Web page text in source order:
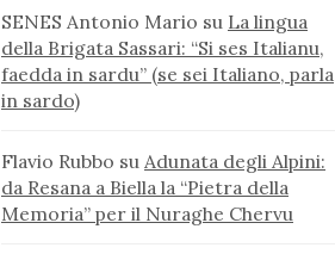
SENES Antonio Mario su La lingua
della Brigata Sassari: “Si ses Italianu,
faedda in sardu” (se sei Italiano, parla
in sardo)
Flavio Rubbo su Adunata degli Alpini:
da Resana a Biella la “Pietra della
Memoria” per il Nuraghe Chervu